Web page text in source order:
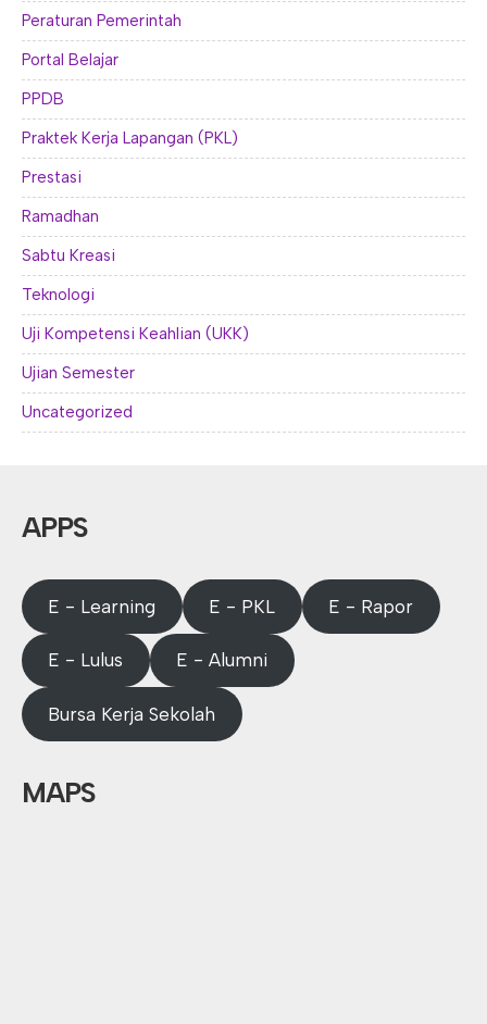
Peraturan Pemerintah
Portal Belajar
PPDB
Praktek Kerja Lapangan (PKL)
Prestasi
Ramadhan
Sabtu Kreasi
Teknologi
Uji Kompetensi Keahlian (UKK)
Ujian Semester
Uncategorized
APPS
E - Learning E - PKL E - Rapor
E - Lulus E - Alumni
Bursa Kerja Sekolah
MAPS